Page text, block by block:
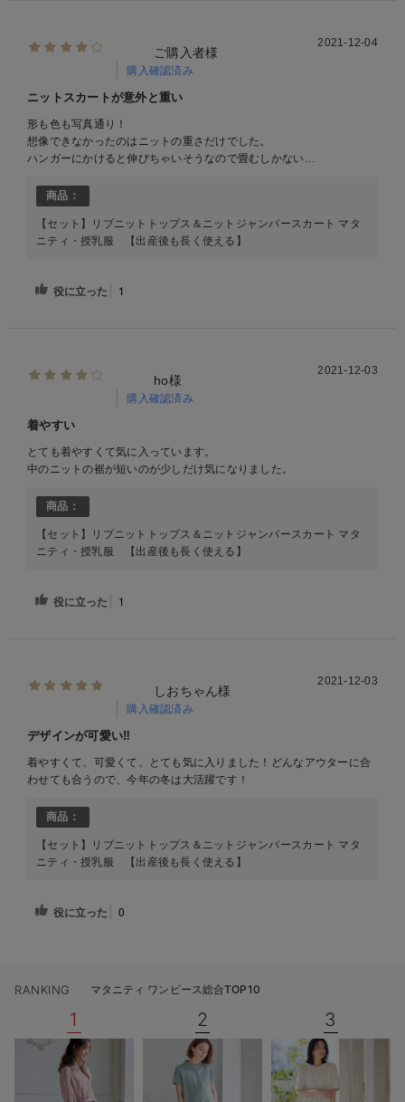
ご購入者様
購入確認済み
2021-12-04
ニットスカートが意外と重い
形も色も写真通り！
想像できなかったのはニットの重さだけでした。
ハンガーにかけると伸びちゃいそうなので畳むしかない…
商品：
【セット】リブニットトップス＆ニットジャンパースカート マタ
ニティ・授乳服 【出産後も長く使える】
役に立った 1
ho様
購入確認済み
2021-12-03
着やすい
とても着やすくて気に入っています。
中のニットの裾が短いのが少しだけ気になりました。
商品：
【セット】リブニットトップス＆ニットジャンパースカート マタ
ニティ・授乳服 【出産後も長く使える】
役に立った 1
しおちゃん様
購入確認済み
2021-12-03
デザインが可愛い‼︎
着やすくて、可愛くて、とても気に入りました！どんなアウターに合
わせても合うので、今年の冬は大活躍です！
商品：
【セット】リブニットトップス＆ニットジャンパースカート マタ
ニティ・授乳服 【出産後も長く使える】
役に立った 0
RANKING マタニティ ワンピース総合TOP10
1 2 3